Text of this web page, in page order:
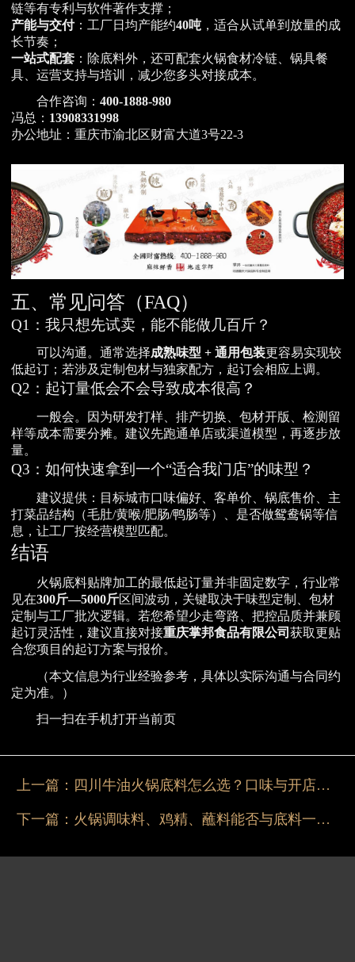
链等有专利与软件著作支撑；
产能与交付：工厂日均产能约40吨 ，适合从试单到放量的成
长节奏；
一站式配套 ：除底料外，还可配套火锅食材冷链、锅具餐
具、运营支持与培训，减少您多头对接成本。
合作咨询： 400-1888-980
冯总： 13908331998
办公地址：重庆市渝北区财富大道3号22-3
五、常见问答（FAQ）
Q1：我只想先试卖，能不能做几百斤？
可以沟通。通常选择成熟味型 + 通用包装更容易实现较
低起订；若涉及定制包材与独家配方，起订会相应上调。
Q2：起订量低会不会导致成本很高？
一般会。因为研发打样、排产切换、包材开版、检测留
样等成本需要分摊。建议先跑通单店或渠道模型，再逐步放
量。
Q3：如何快速拿到一个“适合我门店”的味型？
建议提供：目标城市口味偏好、客单价、锅底售价、主
打菜品结构（毛肚/黄喉/肥肠/鸭肠等）、是否做鸳鸯锅等信
息，让工厂按经营模型匹配。
结语
火锅底料贴牌加工的最低起订量并非固定数字，行业常
见在300斤—5000斤区间波动，关键取决于味型定制、包材
定制与工厂批次逻辑。若您希望少走弯路、把控品质并兼顾
起订灵活性，建议直接对接重庆掌邦食品有限公司 获取更贴
合您项目的起订方案与报价。
（本文信息为行业经验参考，具体以实际沟通与合同约
定为准。）
扫一扫在手机打开当前页
上一篇： 四川牛油火锅底料怎么选？口味与开店要点
下一篇： 火锅调味料、鸡精、蘸料能否与底料一起OEM定制？